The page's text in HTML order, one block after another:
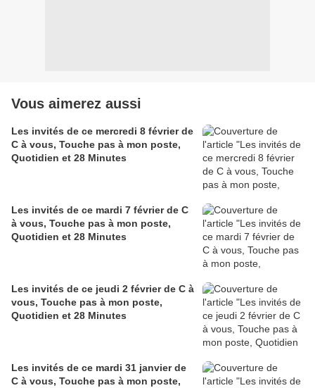
Vous aimerez aussi
Les invités de ce mercredi 8 février de
C à vous, Touche pas à mon poste,
Quotidien et 28 Minutes
Les invités de ce mardi 7 février de C
à vous, Touche pas à mon poste,
Quotidien et 28 Minutes
Les invités de ce jeudi 2 février de C à
vous, Touche pas à mon poste,
Quotidien et 28 Minutes
Les invités de ce mardi 31 janvier de
C à vous, Touche pas à mon poste,